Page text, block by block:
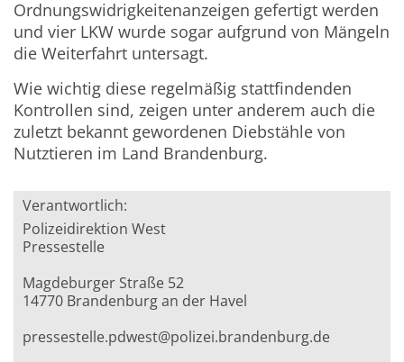
Ordnungswidrigkeitenanzeigen gefertigt werden
und vier LKW wurde sogar aufgrund von Mängeln
die Weiterfahrt untersagt.
Wie wichtig diese regelmäßig stattfindenden
Kontrollen sind, zeigen unter anderem auch die
zuletzt bekannt gewordenen Diebstähle von
Nutztieren im Land Brandenburg.
Verantwortlich:
Polizeidirektion West
Pressestelle
Magdeburger Straße 52
14770 Brandenburg an der Havel
pressestelle.pdwest@polizei.brandenburg.de